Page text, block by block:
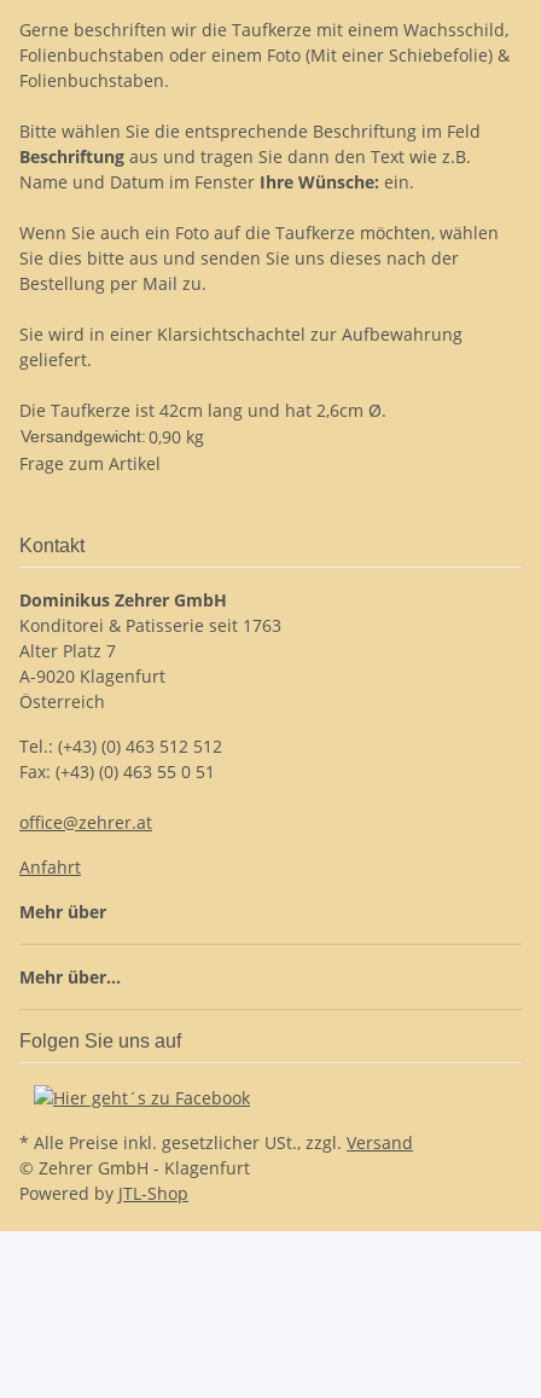
Gerne beschriften wir die Taufkerze mit einem Wachsschild,
Folienbuchstaben oder einem Foto (Mit einer Schiebefolie) &
Folienbuchstaben.
Bitte wählen Sie die entsprechende Beschriftung im Feld
Beschriftung aus und tragen Sie dann den Text wie z.B.
Name und Datum im Fenster Ihre Wünsche: ein.
Wenn Sie auch ein Foto auf die Taufkerze möchten, wählen
Sie dies bitte aus und senden Sie uns dieses nach der
Bestellung per Mail zu.
Sie wird in einer Klarsichtschachtel zur Aufbewahrung
geliefert.
Die Taufkerze ist 42cm lang und hat 2,6cm Ø.
Versandgewicht:0,90 kg
Frage zum Artikel
Kontakt
Dominikus Zehrer GmbH
Konditorei & Patisserie seit 1763
Alter Platz 7
A-9020 Klagenfurt
Österreich
Tel.: (+43) (0) 463 512 512
Fax: (+43) (0) 463 55 0 51
office@zehrer.at
Anfahrt
Mehr über
Mehr über...
Folgen Sie uns auf
* Alle Preise inkl. gesetzlicher USt., zzgl. Versand
© Zehrer GmbH - Klagenfurt
Powered by JTL-Shop